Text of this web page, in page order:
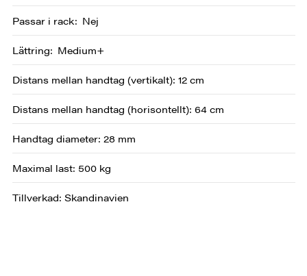
Passar i rack Nej
Lättring Medium+
Distans mellan handtag (vertikalt): 12 cm
Distans mellan handtag (horisontellt): 64 cm
Handtag diameter: 28 mm
Maximal last: 500 kg
Tillverkad: Skandinavien